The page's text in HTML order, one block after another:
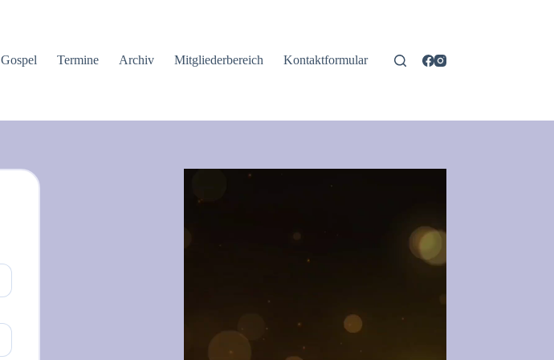
Gospel Termine Archiv Mitgliederbereich Kontaktformular